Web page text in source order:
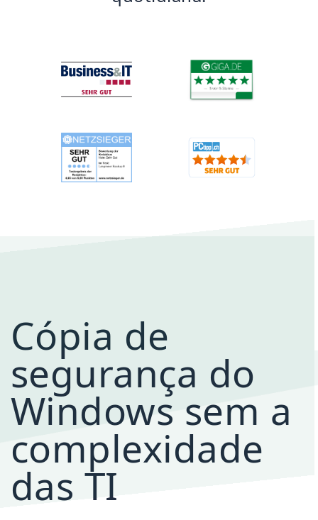
Cópia de
segurança do
Windows sem a
complexidade
das TI